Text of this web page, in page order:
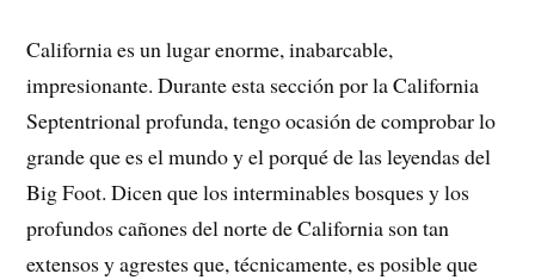
California es un lugar enorme, inabarcable,
impresionante. Durante esta sección por la California
Septentrional profunda, tengo ocasión de comprobar lo
grande que es el mundo y el porqué de las leyendas del
Big Foot. Dicen que los interminables bosques y los
profundos cañones del norte de California son tan
extensos y agrestes que, técnicamente, es posible que